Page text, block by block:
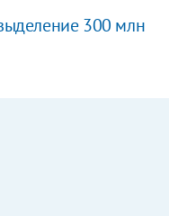
300 млн